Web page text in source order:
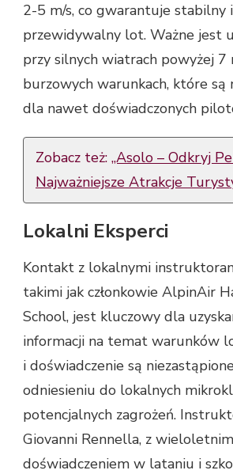
2-5 m/s, co gwarantuje stabilny i
przewidywalny lot. Ważne jest
przy silnych wiatrach powyżej 7
burzowych warunkach, które są
dla nawet doświadczonych
Zobacz też: „Asolo – Odkryj
Najważniejsze Atrakcje
Lokalni Eksperci
Kontakt z lokalnymi
takimi jak członkowie AlpinAir
School, jest kluczowy dla
informacji na temat warunków
i doświadczenie są
odniesieniu do lokalnych
potencjalnych zagrożeń.
Giovanni Rennella, z wieloletnim
doświadczeniem w lataniu i